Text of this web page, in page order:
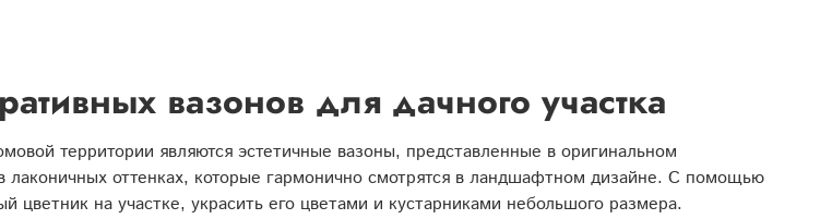
вазонов для дачного участка
территории являются эстетичные вазоны, представленные в оригинальном
лаконичных оттенках, которые гармонично смотрятся в ландшафтном дизайне. С помощью
цветник на участке, украсить его цветами и кустарниками небольшого размера.